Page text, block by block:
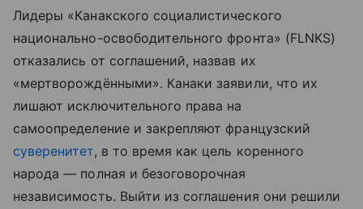
Лидеры «Канакского социалистического
национально-освободительного фронта» (FLNKS)
отказались от соглашений, назвав их
«мертворождёнными». Канаки заявили, что их
лишают исключительного права на
самоопределение и закрепляют французский
суверенитет, в то время как цель коренного
народа — полная и безоговорочная
независимость. Выйти из соглашения они решили